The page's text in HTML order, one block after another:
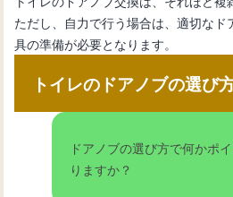
ただし、自力で行う場合は、適切な
具の準備が必要となります。
トイレのドアノブの選び
ドアノブの選び方で何かポ
りますか？